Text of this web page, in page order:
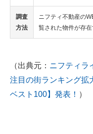
調査
方法
ニフティ不動産の
覧された物件が存
（出典元： ニフティラ
注目の街ランキング拡
ベスト100】発表！ ）